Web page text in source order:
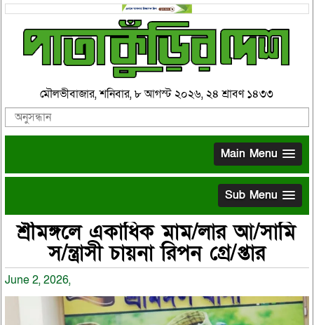
মৌলভীবাজার, শনিবার, ৮ আগস্ট ২০২৬, ২৪ শ্রাবণ ১৪৩৩
Main Menu
Sub Menu
শ্রীমঙ্গলে একাধিক মাম/লার আ/সামি
স/ন্ত্রাসী চায়না রিপন গ্রে/প্তার
June 2, 2026,